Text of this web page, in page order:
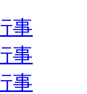
事
事
事